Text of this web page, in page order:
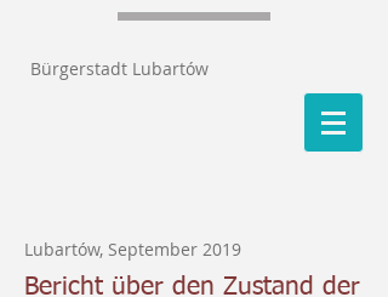
Bürgerstadt Lubartów
Lubartów, September 2019
Bericht über den Zustand der